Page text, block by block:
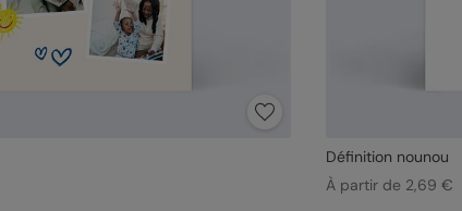
Définition nounou
À partir de 2,69 €